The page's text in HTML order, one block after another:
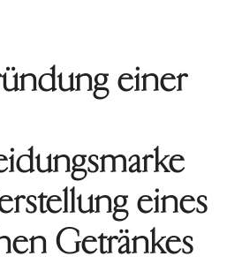
einer
eines
Getränkes